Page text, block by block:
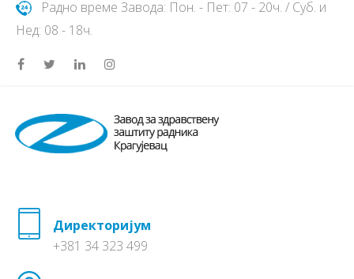
Радно време Завода: Пон. - Пет: 07 - 20ч. / Суб. и
Нед: 08 - 18ч.
Директоријум
+381 34 323 499